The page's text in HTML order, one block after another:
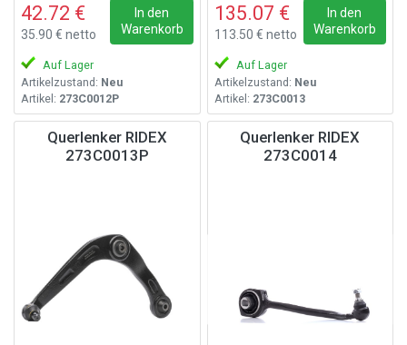
42.72 €
35.90 € netto
In den
Warenkorb
Auf Lager
Artikelzustand: Neu
Artikel: 273C0012P
135.07 €
113.50 € netto
In den
Warenkorb
Auf Lager
Artikelzustand: Neu
Artikel: 273C0013
Querlenker RIDEX
273C0013P
Querlenker RIDEX
273C0014